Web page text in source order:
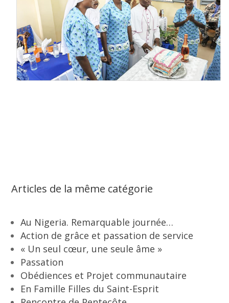
Articles de la même catégorie
Au Nigeria. Remarquable journée…
Action de grâce et passation de service
« Un seul cœur, une seule âme »
Passation
Obédiences et Projet communautaire
En Famille Filles du Saint-Esprit